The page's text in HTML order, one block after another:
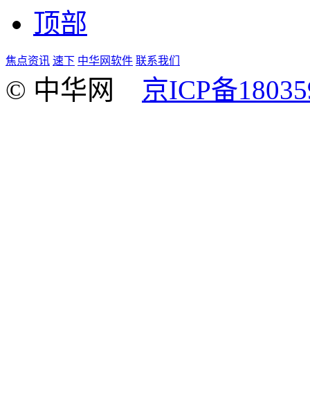
顶部
焦点资讯 速下 中华网软件 联系我们
© 中华网 京ICP备